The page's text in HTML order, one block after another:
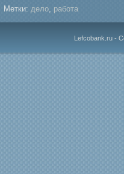
Метки: дело, работа
Lefcobank.ru -